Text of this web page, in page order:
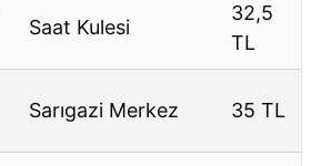
Saat Kulesi
32,5
TL
Sarıgazi Merkez 35 TL